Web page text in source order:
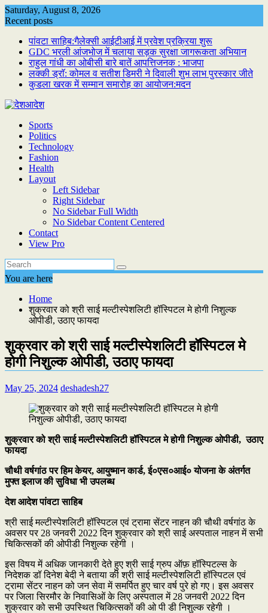
Skip
to
Saturday, August 8, 2026
Recent posts
पांवटा साहिब:गैलेक्सी आईटीआई में प्रवेश प्रक्रिया शुरू
GDC भरली आंजभोज में चलाया सड़क सुरक्षा जागरूकता अभियान
राहुल गांधी का ओबीसी बारे बातें आपत्तिजनक : भाजपा
लक्की ड्राॅ: कोमल व सतीश डिमरी ने दिवाली शुभ लाभ पुरस्कार जीते
कुडला खरक में सम्मान समारोह का आयोजन:मदन
Sports
Politics
Technology
Fashion
Health
Layout
Left Sidebar
Right Sidebar
No Sidebar Full Width
No Sidebar Content Centered
Contact
View Pro
You are here
Home
शुक्रवार को श्री साई मल्टीस्पेशलिटी हॉस्पिटल मे होगी निशुल्क
ओपीडी, उठाए फायदा
शुक्रवार को श्री साई मल्टीस्पेशलिटी हॉस्पिटल मे
होगी निशुल्क ओपीडी, उठाए फायदा
May 25, 2024 deshadesh27
शुक्रवार को श्री साई मल्टीस्पेशलिटी हॉस्पिटल मे होगी निशुल्क ओपीडी, उठाए
फायदा
चौथी वर्षगांठ पर हिम केयर, आयुष्मान कार्ड, ई०एस०आई० योजना के अंतर्गत
मुफ्त इलाज की सुविधा भी उपलब्ध
देश आदेश पांवटा साहिब
श्री साई मल्टीस्पेशलिटी हॉस्पिटल एवं ट्रामा सेंटर नाहन की चौथी वर्षगांठ के
अवसर पर 28 जनवरी 2022 दिन शुक्रवार को श्री साई अस्पताल नाहन में सभी
चिकित्सकों की ओपीडी निशुल्क रहेगी ।
इस विषय में अधिक जानकारी देते हुए श्री साई ग्रुप ऑफ़ हॉस्पिटल्स के
निदेशक डॉ दिनेश बेदी ने बताया की श्री साई मल्टीस्पेशलिटी हॉस्पिटल एवं
ट्रामा सेंटर नाहन को जन सेवा में समर्पित हुए चार वर्ष पुरे हो गए। इस अवसर
पर जिला सिरमौर के निवासिओं के लिए अस्पताल में 28 जनवरी 2022 दिन
शुक्रवार को सभी उपस्थित चिकित्सकों की ओ पी डी निशुल्क रहेगी ।